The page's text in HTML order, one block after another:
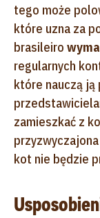
tego może
które uzna za
brasileiro
regularnych
które nauczą ją
zamieszkać z
kot nie będzie